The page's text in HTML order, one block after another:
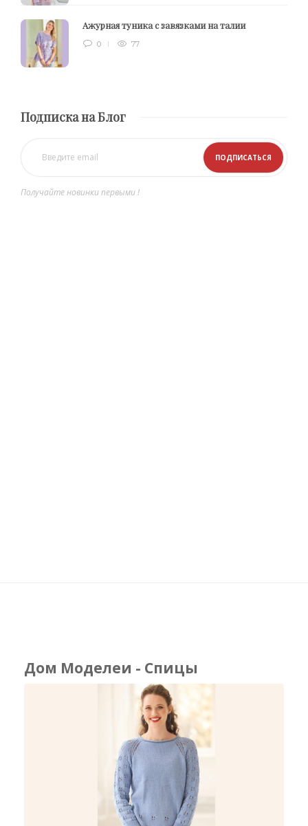
Ажурная туника с завязками на талии
0 77
Подписка на Блог
Получайте новинки первыми !
Дом Моделеи - Спицы